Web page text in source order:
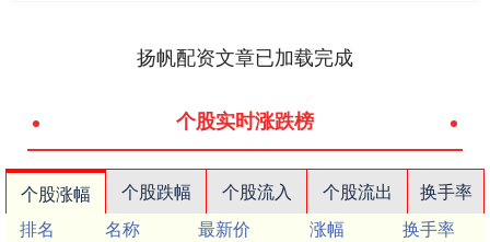
扬帆配资文章已加载完成
个股实时涨跌榜
个股涨幅 个股跌幅 个股流入 个股流出
换手率
排名
名称 最新价 涨幅
换手率